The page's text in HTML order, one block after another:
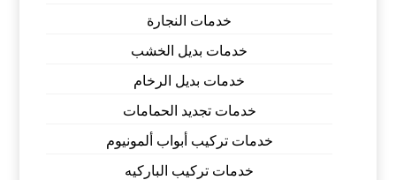
خدمات النجارة
خدمات بديل الخشب
خدمات بديل الرخام
خدمات تجديد الحمامات
خدمات تركيب أبواب ألمونيوم
خدمات تركيب الباركيه